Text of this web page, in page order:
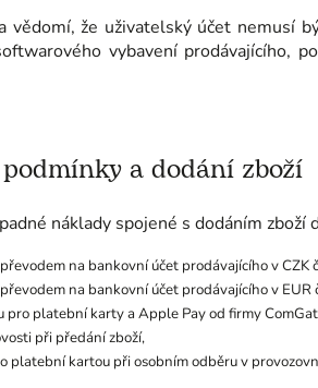
vědomí, že uživatelský účet nemusí
vybavení prodávajícího,
a dodání zboží
náklady spojené s dodáním
na bankovní účet prodávajícího v
na bankovní účet prodávajícího v
pro platební karty a Apple Pay od firmy
při předání zboží,
platební kartou při osobním odběru v